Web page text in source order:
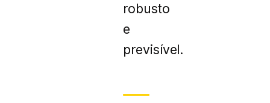
robusto
e
previsível.